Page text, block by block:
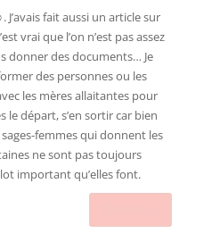
fait aussi un article sur
vrai que l’on n’est pas assez
donner des documents… Je
des personnes ou les
les mères allaitantes pour
le départ, s’en sortir car bien
femmes qui donnent les
ne sont pas toujours
important qu’elles font.